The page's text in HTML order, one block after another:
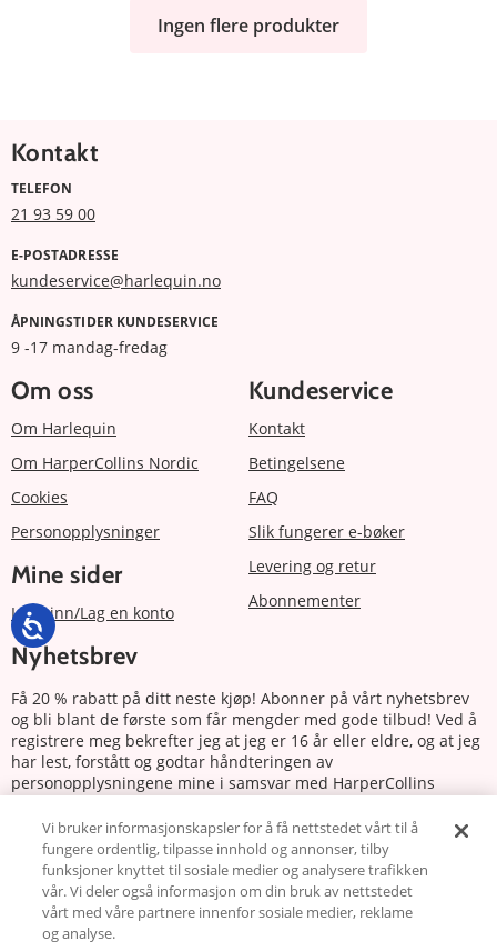
Ingen flere produkter
Kontakt
TELEFON
21 93 59 00
E-POSTADRESSE
kundeservice@harlequin.no
ÅPNINGSTIDER KUNDESERVICE
9 -17 mandag-fredag
Om oss
Om Harlequin
Om HarperCollins Nordic
Cookies
Personopplysninger
Mine sider
Logg inn/Lag en konto
Kundeservice
Kontakt
Betingelsene
FAQ
Slik fungerer e-bøker
Levering og retur
Abonnementer
Nyhetsbrev
Få 20 % rabatt på ditt neste kjøp! Abonner på vårt nyhetsbrev
og bli blant de første som får mengder med gode tilbud! Ved å
registrere meg bekrefter jeg at jeg er 16 år eller eldre, og at jeg
har lest, forstått og godtar håndteringen av
personopplysningene mine i samsvar med HarperCollins
Abonnere
Følg oss
Vi bruker informasjonskapsler for å få nettstedet vårt til å
fungere ordentlig, tilpasse innhold og annonser, tilby
funksjoner knyttet til sosiale medier og analysere trafikken
vår. Vi deler også informasjon om din bruk av nettstedet
vårt med våre partnere innenfor sosiale medier, reklame
og analyse.